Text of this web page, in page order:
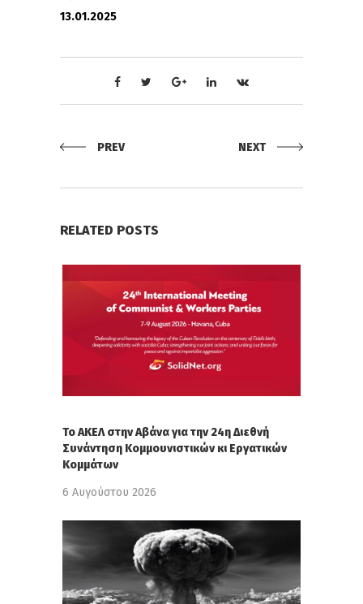
13.01.2025
PREV NEXT
RELATED POSTS
Το ΑΚΕΛ στην Αβάνα για την 24η Διεθνή
Συνάντηση Κομμουνιστικών κι Εργατικών
Κομμάτων
6 Αυγούστου 2026